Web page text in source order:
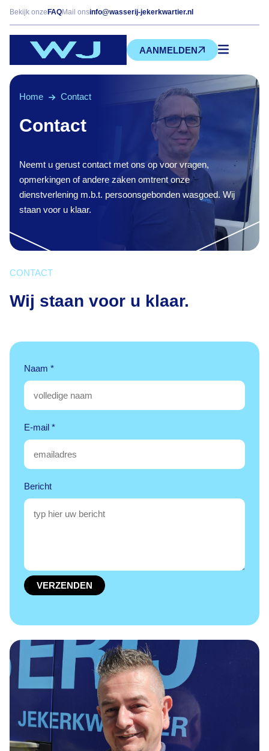
Bekijk onze FAQMail onsinfo@wasserij-jekerkwartier.nl
AANMELDEN
Home Contact
Contact
Neemt u gerust contact met ons op voor vragen,
opmerkingen of andere zaken omtrent onze
dienstverlening m.b.t. persoonsgebonden wasgoed. Wij
staan voor u klaar.
CONTACT
Wij staan voor u klaar.
*
B
r
i
c
t
N
a
Naam *
E-mail *
Bericht
VERZENDEN